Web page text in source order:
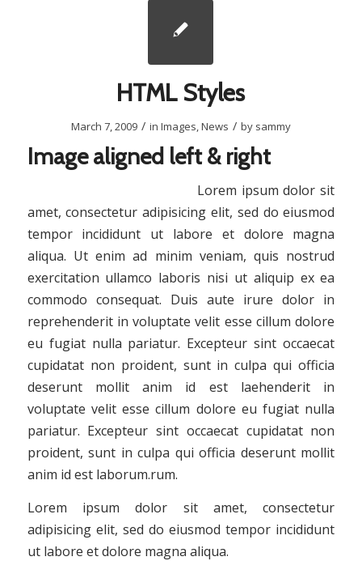
HTML Styles
March 7, 2009 / in Images,News / by sammy
Image aligned left & right
Lorem ipsum dolor sit
amet, consectetur adipisicing elit, sed do eiusmod
tempor incididunt ut labore et dolore magna
aliqua. Ut enim ad minim veniam, quis nostrud
exercitation ullamco laboris nisi ut aliquip ex ea
commodo consequat. Duis aute irure dolor in
reprehenderit in voluptate velit esse cillum dolore
eu fugiat nulla pariatur. Excepteur sint occaecat
cupidatat non proident, sunt in culpa qui officia
deserunt mollit anim id est laehenderit in
voluptate velit esse cillum dolore eu fugiat nulla
pariatur. Excepteur sint occaecat cupidatat non
proident, sunt in culpa qui officia deserunt mollit
anim id est laborum.rum.
Lorem ipsum dolor sit amet, consectetur
adipisicing elit, sed do eiusmod tempor incididunt
ut labore et dolore magna aliqua.